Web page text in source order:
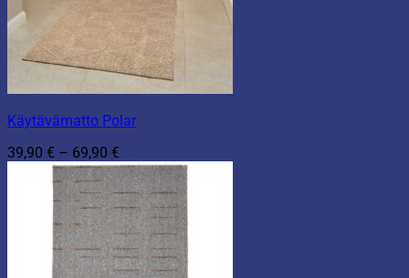
Käytävämatto Polar
39,90 € – 69,90 €
39,90 €
69,90 €